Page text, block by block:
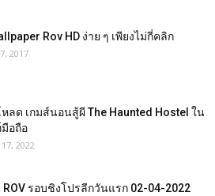
Rov HD ง่าย ๆ เพียงไม่กี่คลิก
2017
ลด เกมส์นอนสู้ผี The Haunted Hostel ใน
อถือ
2022
ROV รอบชิงโปรลีกวันแรก 02-04-2022